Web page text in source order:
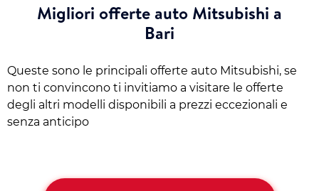
Migliori offerte auto Mitsubishi a
Bari
Queste sono le principali offerte auto Mitsubishi, se
non ti convincono ti invitiamo a visitare le offerte
degli altri modelli disponibili a prezzi eccezionali e
senza anticipo